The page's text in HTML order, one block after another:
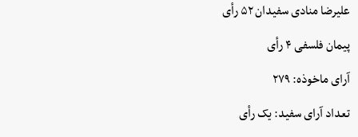
علیرضا منادی سفیدان ۵۲ رأی
پیمان فلسفی ۴ رأی
آرای ماخوذه: ۲۷۹
تعداد آرای سفید: یک رأی